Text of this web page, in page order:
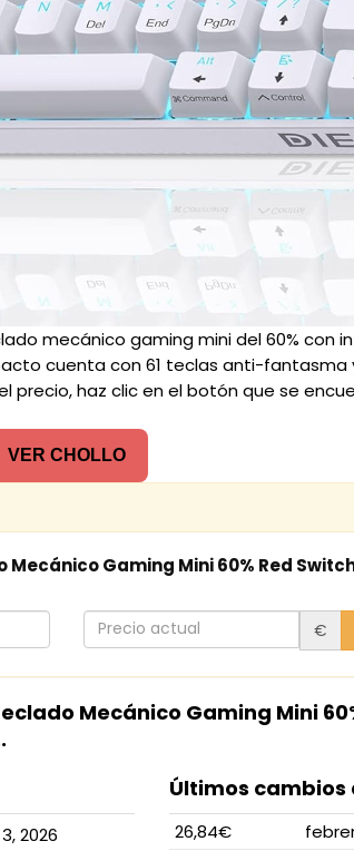
mecánico gaming mini del 60% con
cuenta con 61 teclas anti-
precio, haz clic en el botón que se
VER CHOLLO
Gaming Mini 60% Red
Precio
actual
€
Mecánico Gaming Mini
2026
Últimos cambios
26,84€